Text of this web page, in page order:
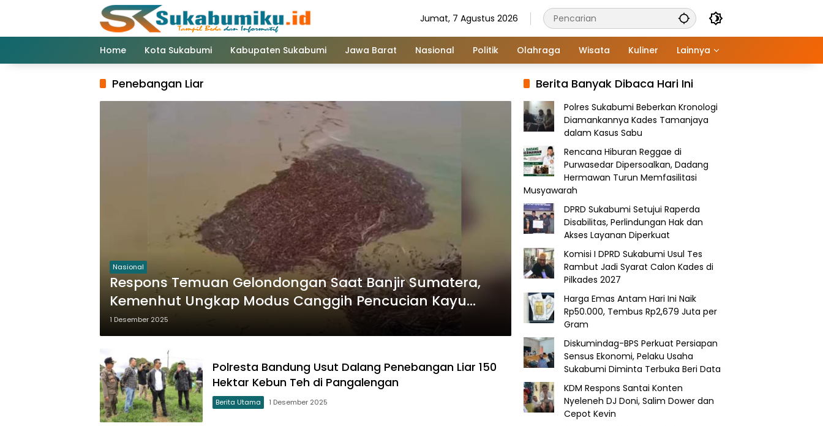
Jumat, 7 Agustus 2026
Home Kota Sukabumi Kabupaten Sukabumi Jawa Barat Nasional Politik Olahraga Wisata Kuliner Lainnya
Penebangan Liar
Nasional
Respons Temuan Gelondongan Saat Banjir Sumatera,
Kemenhut Ungkap Modus Canggih Pencucian Kayu
Ilegal
1 Desember 2025
Polresta Bandung Usut Dalang Penebangan Liar 150
Hektar Kebun Teh di Pangalengan
Berita Utama 1 Desember 2025
Berita Banyak Dibaca Hari Ini
Polres Sukabumi Beberkan Kronologi
Diamankannya Kades Tamanjaya
dalam Kasus Sabu
Rencana Hiburan Reggae di
Purwasedar Dipersoalkan, Dadang
Hermawan Turun Memfasilitasi
Musyawarah
DPRD Sukabumi Setujui Raperda
Disabilitas, Perlindungan Hak dan
Akses Layanan Diperkuat
Komisi I DPRD Sukabumi Usul Tes
Rambut Jadi Syarat Calon Kades di
Pilkades 2027
Harga Emas Antam Hari Ini Naik
Rp50.000, Tembus Rp2,679 Juta per
Gram
Diskumindag-BPS Perkuat Persiapan
Sensus Ekonomi, Pelaku Usaha
Sukabumi Diminta Terbuka Beri Data
KDM Respons Santai Konten
Nyeleneh DJ Doni, Salim Dower dan
Cepot Kevin